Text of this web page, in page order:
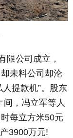
限公司成立，
未料公司却沦
提款机”。股东
，冯立军等人
每立方米50元
3900万元!